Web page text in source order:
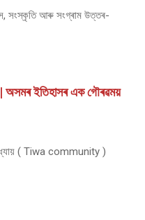
সংস্কৃতি আৰু সংগ্ৰাম উত্তৰ-
ইতিহাসৰ এক গৌৰৱময়
( Tiwa community )